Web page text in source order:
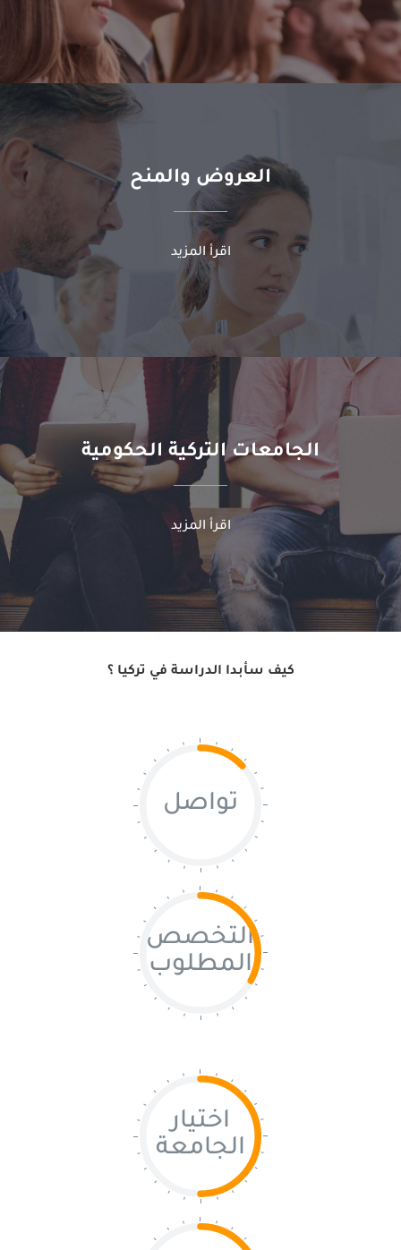
العروض والمنح
اقرأ المزيد
الجامعات التركية الحكومية
اقرأ المزيد
كيف سأبدا الدراسة في تركيا ؟
تواصل
التخصص
المطلوب
اختيار
الجامعة